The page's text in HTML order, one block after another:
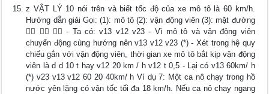
z VẬT LÝ 10 nói trên và biết tốc độ của xe mô tô là 60 km/h.
Hướng dẫn giải Gọi: (1): mô tô (2): vận động viên (3): mặt đường
   - Ta có: v13 v12 v23 - Vì mô tô và vận động viên
chuyển động cùng hướng nên v13 v12 v23 (*) - Xét trong hệ quy
chiếu gắn với vận động viên, thời gian xe mô tô bắt kịp vận động
viên là d d 10 t hay v12 20 km / h v12 t 0,5 - Lại có v13 60km/ h
(*) v23 v13 v12 60 20 40km/ h Ví dụ 7: Một ca nô chạy trong hồ
nước yên lặng có vận tốc tối đa 18 km/h. Nếu ca nô chạy ngang